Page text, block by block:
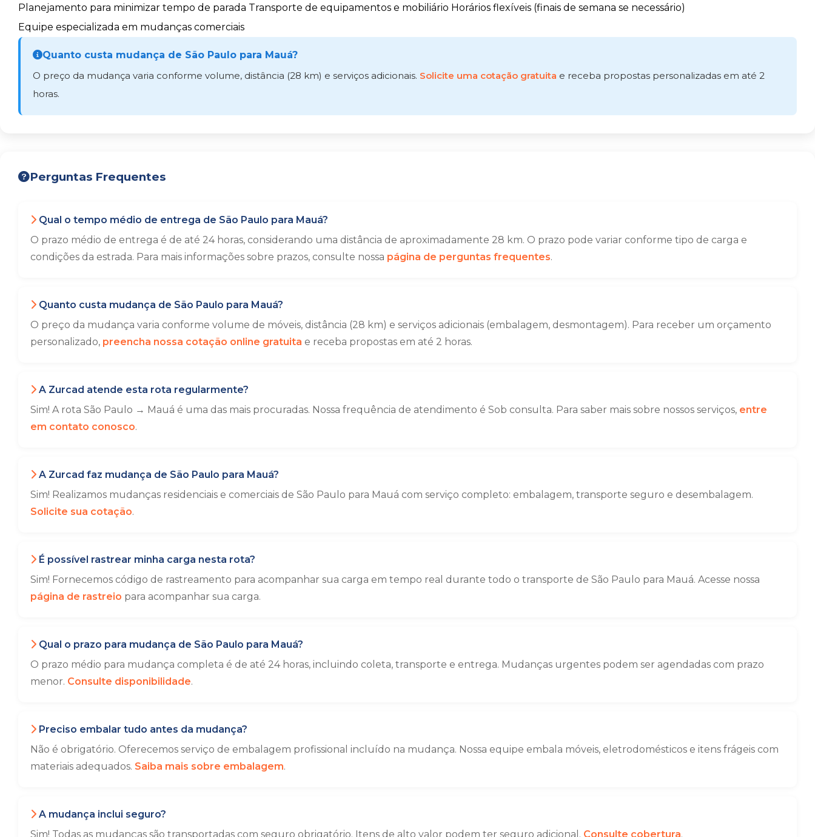
Planejamento para minimizar tempo de parada Transporte de equipamentos e mobiliário Horários flexíveis (finais de semana se necessário)
Equipe especializada em mudanças comerciais
Quanto custa mudança de São Paulo para Mauá?
O preço da mudança varia conforme volume, distância (28 km) e serviços adicionais. Solicite uma cotação gratuita e receba propostas personalizadas em até 2
horas.
Perguntas Frequentes
Qual o tempo médio de entrega de São Paulo para Mauá?
O prazo médio de entrega é de até 24 horas, considerando uma distância de aproximadamente 28 km. O prazo pode variar conforme tipo de carga e
condições da estrada. Para mais informações sobre prazos, consulte nossa página de perguntas frequentes.
Quanto custa mudança de São Paulo para Mauá?
O preço da mudança varia conforme volume de móveis, distância (28 km) e serviços adicionais (embalagem, desmontagem). Para receber um orçamento
personalizado, preencha nossa cotação online gratuita e receba propostas em até 2 horas.
A Zurcad atende esta rota regularmente?
Sim! A rota São Paulo → Mauá é uma das mais procuradas. Nossa frequência de atendimento é Sob consulta. Para saber mais sobre nossos serviços, entre
em contato conosco.
A Zurcad faz mudança de São Paulo para Mauá?
Sim! Realizamos mudanças residenciais e comerciais de São Paulo para Mauá com serviço completo: embalagem, transporte seguro e desembalagem.
Solicite sua cotação.
É possível rastrear minha carga nesta rota?
Sim! Fornecemos código de rastreamento para acompanhar sua carga em tempo real durante todo o transporte de São Paulo para Mauá. Acesse nossa
página de rastreio para acompanhar sua carga.
Qual o prazo para mudança de São Paulo para Mauá?
O prazo médio para mudança completa é de até 24 horas, incluindo coleta, transporte e entrega. Mudanças urgentes podem ser agendadas com prazo
menor. Consulte disponibilidade.
Preciso embalar tudo antes da mudança?
Não é obrigatório. Oferecemos serviço de embalagem profissional incluído na mudança. Nossa equipe embala móveis, eletrodomésticos e itens frágeis com
materiais adequados. Saiba mais sobre embalagem.
A mudança inclui seguro?
Sim! Todas as mudanças são transportadas com seguro obrigatório. Itens de alto valor podem ter seguro adicional. Consulte cobertura.